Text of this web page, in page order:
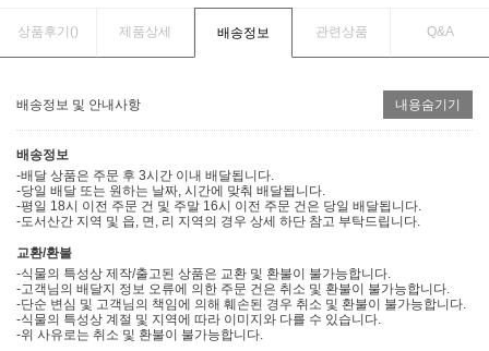
상품후기() 제품상세 배송정보 관련상품 Q&A
배송정보 및 안내사항 내용숨기기
배송정보
-배달 상품은 주문 후 3시간 이내 배달됩니다.
-당일 배달 또는 원하는 날짜, 시간에 맞춰 배달됩니다.
-평일 18시 이전 주문 건 및 주말 16시 이전 주문 건은 당일 배달됩니다.
-도서산간 지역 및 읍, 면, 리 지역의 경우 상세 하단 참고 부탁드립니다.
교환/환불
-식물의 특성상 제작/출고된 상품은 교환 및 환불이 불가능합니다.
-고객님의 배달지 정보 오류에 의한 주문 건은 취소 및 환불이 불가능합니다.
-단순 변심 및 고객님의 책임에 의해 훼손된 경우 취소 및 환불이 불가능합니다.
-식물의 특성상 계절 및 지역에 따라 이미지와 다를 수 있습니다.
-위 사유로는 취소 및 환불이 불가능합니다.